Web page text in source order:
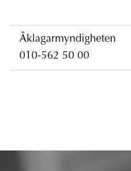
Åklagarmyndigheten
010-562 50 00